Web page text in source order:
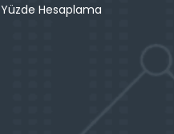
Yüzde Hesaplama